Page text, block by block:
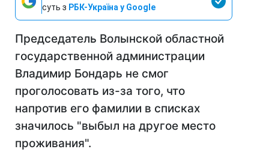
суть з РБК-Україна у Google
Председатель Волынской областной
государственной администрации
Владимир Бондарь не смог
проголосовать из-за того, что
напротив его фамилии в списках
значилось "выбыл на другое место
проживания".